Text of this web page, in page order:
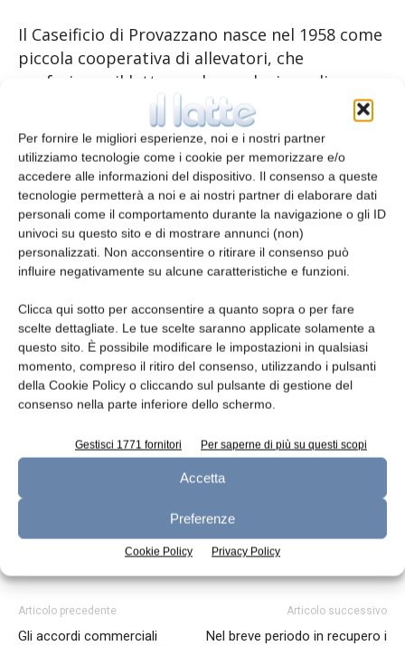
Per fornire le migliori esperienze, noi e i nostri partner
utilizziamo tecnologie come i cookie per memorizzare e/o
accedere alle informazioni del dispositivo. Il consenso a queste
tecnologie permetterà a noi e ai nostri partner di elaborare dati
personali come il comportamento durante la navigazione o gli ID
univoci su questo sito e di mostrare annunci (non)
personalizzati. Non acconsentire o ritirare il consenso può
influire negativamente su alcune caratteristiche e funzioni.
Clicca qui sotto per acconsentire a quanto sopra o per fare
scelte dettagliate. Le tue scelte saranno applicate solamente a
questo sito. È possibile modificare le impostazioni in qualsiasi
momento, compreso il ritiro del consenso, utilizzando i pulsanti
della Cookie Policy o cliccando sul pulsante di gestione del
consenso nella parte inferiore dello schermo.
Gestisci 1771 fornitori Per saperne di più su questi scopi
Accetta
Preferenze
Cookie Policy Privacy Policy
Il Caseificio di Provazzano nasce nel 1958 come
piccola cooperativa di allevatori, che
conferivano il latte per la produzione di
Parmigiano Reggiano. In quasi sessant’anni di
attività, la sua storia è stata scandita da due
eventi importanti: l’ampliamento sala di
lavorazione nel 1984; l’installazione di un
salatoio tradizionale, con vasche a immersione
nel 2008. Il Caseificio di Provazzano dispone
attualmente di 10 caldaie e di un magazzino di
stagionatura del Parmigiano Reggiano con una
Quotidianamente vengono lavorati 100 q di
latte e la capacità produttiva giornaliera è di
20 forme di Parmigiano Reggiano.
Articolo precedente
Gli accordi commerciali
Articolo successivo
Nel breve periodo in recupero i